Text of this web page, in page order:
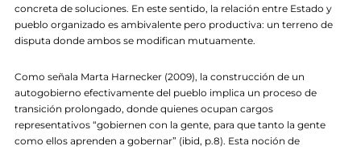
concreta de soluciones. En este sentido, la relación entre Estado y
pueblo organizado es ambivalente pero productiva: un terreno de
disputa donde ambos se modifican mutuamente.
Como señala Marta Harnecker (2009), la construcción de un
autogobierno efectivamente del pueblo implica un proceso de
transición prolongado, donde quienes ocupan cargos
representativos “gobiernen con la gente, para que tanto la gente
como ellos aprenden a gobernar” (ibid, p.8). Esta noción de